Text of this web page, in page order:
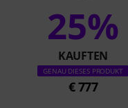
25%
KAUFTEN
GENAU DIESES PRODUKT
€ 777